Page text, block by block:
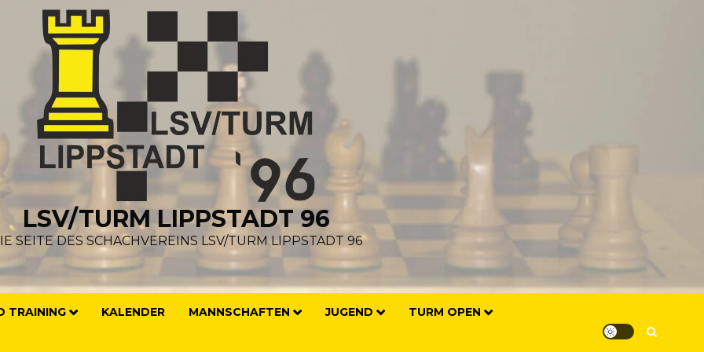
LSV/TURM LIPPSTADT 96
SEITE DES SCHACHVEREINS LSV/TURM LIPPSTADT 96
TRAINING KALENDER MANNSCHAFTEN JUGEND TURM OPEN